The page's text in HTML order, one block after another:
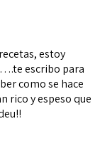
estoy
escribo para
como se hace
rico y espeso que